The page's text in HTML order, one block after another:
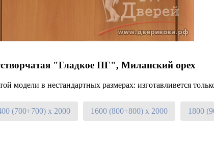
"Гладкое ПГ", Миланский орех
модели в нестандартных размерах: изготавливется
(700+700) х 2000 1600 (800+800) х 2000 1800